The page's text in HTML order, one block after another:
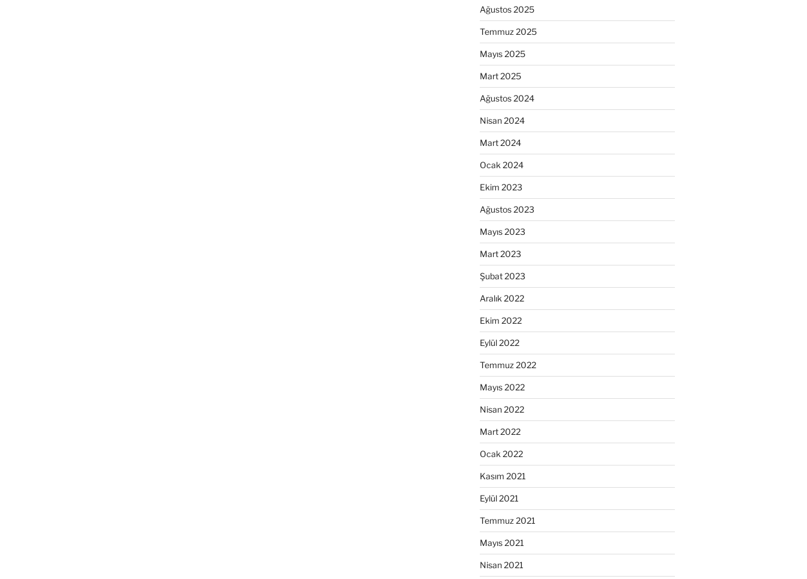
Ağustos 2025
Temmuz 2025
Mayıs 2025
Mart 2025
Ağustos 2024
Nisan 2024
Mart 2024
Ocak 2024
Ekim 2023
Ağustos 2023
Mayıs 2023
Mart 2023
Şubat 2023
Aralık 2022
Ekim 2022
Eylül 2022
Temmuz 2022
Mayıs 2022
Nisan 2022
Mart 2022
Ocak 2022
Kasım 2021
Eylül 2021
Temmuz 2021
Mayıs 2021
Nisan 2021